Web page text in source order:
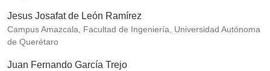
Jesus Josafat de León Ramírez
Campus Amazcala, Facultad de Ingeniería, Universidad Autónoma
de Querétaro
Juan Fernando García Trejo